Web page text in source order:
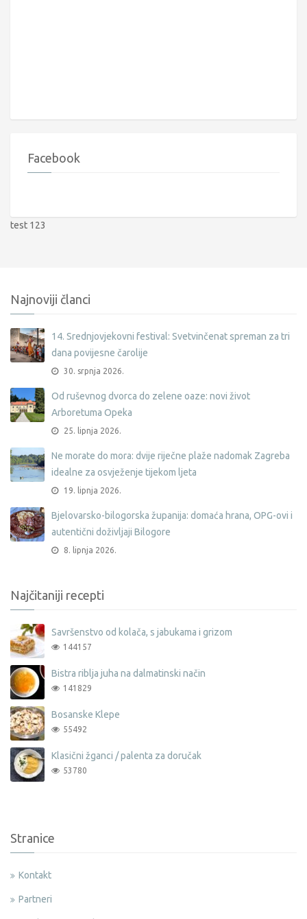
Facebook
test 123
Najnoviji članci
14. Srednjovjekovni festival: Svetvinčenat spreman za tri
dana povijesne čarolije
30. srpnja 2026.
Od ruševnog dvorca do zelene oaze: novi život
Arboretuma Opeka
25. lipnja 2026.
Ne morate do mora: dvije riječne plaže nadomak Zagreba
idealne za osvježenje tijekom ljeta
19. lipnja 2026.
Bjelovarsko-bilogorska županija: domaća hrana, OPG-ovi i
autentični doživljaji Bilogore
8. lipnja 2026.
Najčitaniji recepti
Savršenstvo od kolača, s jabukama i grizom
144157
Bistra riblja juha na dalmatinski način
141829
Bosanske Klepe
55492
Klasični žganci / palenta za doručak
53780
Stranice
Kontakt
Partneri